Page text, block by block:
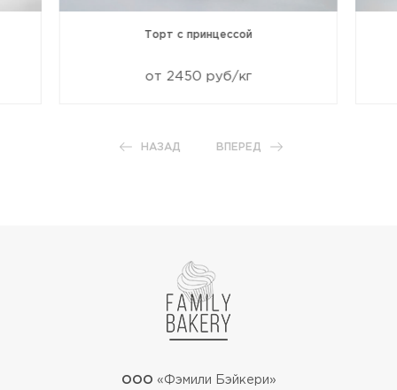
Торт с принцессой
от 2450 руб/кг
НАЗАД ВПЕРЕД
ООО «Фэмили Бэйкери»